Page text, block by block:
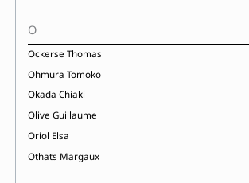
O
Ockerse Thomas
Ohmura Tomoko
Okada Chiaki
Olive Guillaume
Oriol Elsa
Othats Margaux